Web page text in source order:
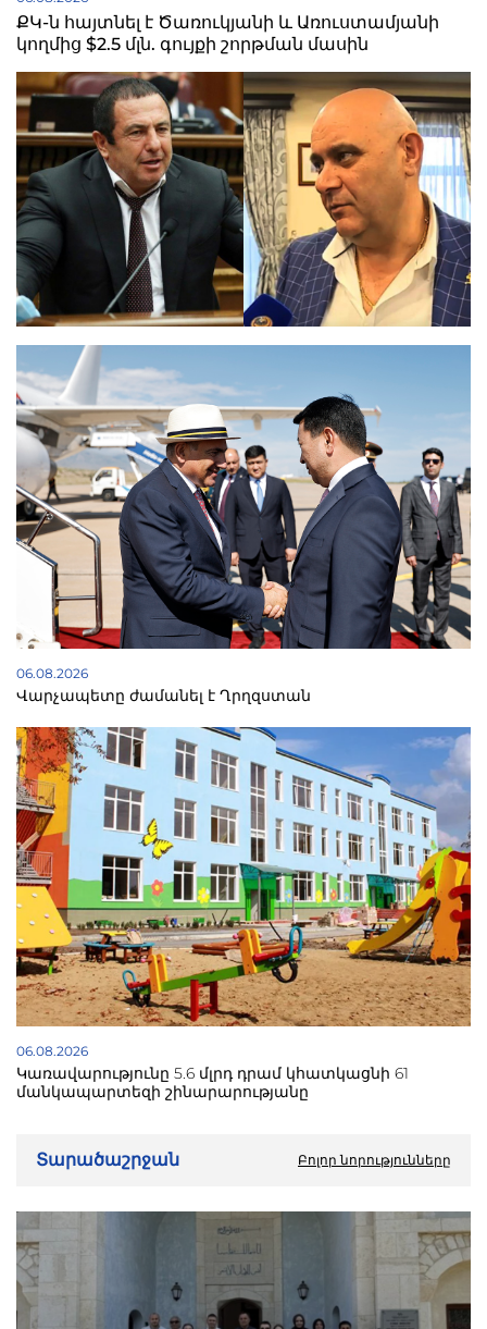
ՔԿ-ն հայտնել է Ծառուկյանի և Առուստամյանի
կողմից $2.5 մլն. գույքի շորթման մասին
06.08.2026
Վարչապետը ժամանել է Ղրղզստան
06.08.2026
Կառավարությունը 5.6 մլրդ դրամ կհատկացնի 61
մանկապարտեզի շինարարությանը
Տարածաշրջան Բոլոր նորությունները